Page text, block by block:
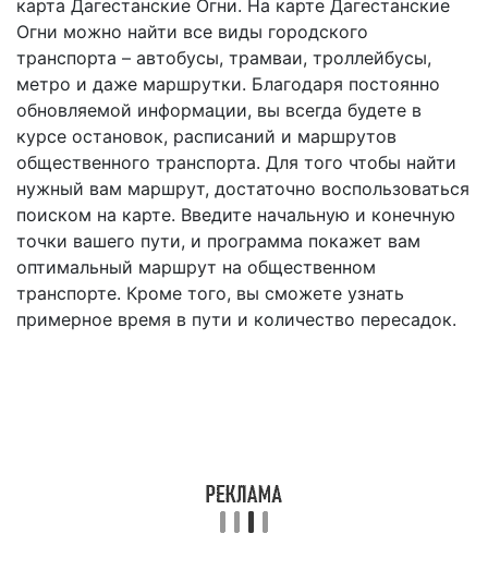
карта Дагестанские Огни. На карте Дагестанские
Огни можно найти все виды городского
транспорта – автобусы, трамваи, троллейбусы,
метро и даже маршрутки. Благодаря постоянно
обновляемой информации, вы всегда будете в
курсе остановок, расписаний и маршрутов
общественного транспорта. Для того чтобы найти
нужный вам маршрут, достаточно воспользоваться
поиском на карте. Введите начальную и конечную
точки вашего пути, и программа покажет вам
оптимальный маршрут на общественном
транспорте. Кроме того, вы сможете узнать
примерное время в пути и количество пересадок.